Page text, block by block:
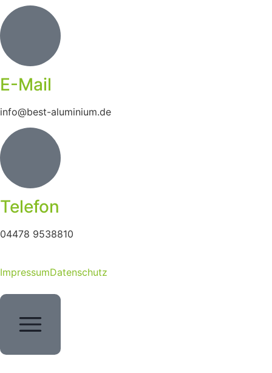
E-Mail
info@best-aluminium.de
Telefon
04478 9538810
ImpressumDatenschutz